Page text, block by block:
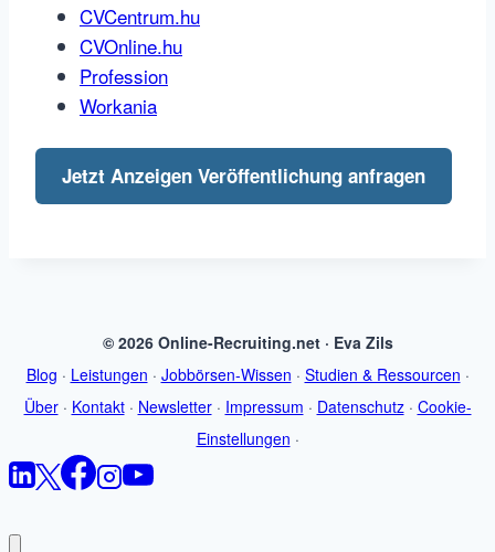
CVCentrum.hu
CVOnline.hu
Profession
Workania
Jetzt Anzeigen Veröffentlichung anfragen
© 2026 Online-Recruiting.net · Eva Zils
Blog · Leistungen · Jobbörsen-Wissen · Studien & Ressourcen ·
Über· Kontakt· Newsletter· Impressum · Datenschutz· Cookie-
Einstellungen ·